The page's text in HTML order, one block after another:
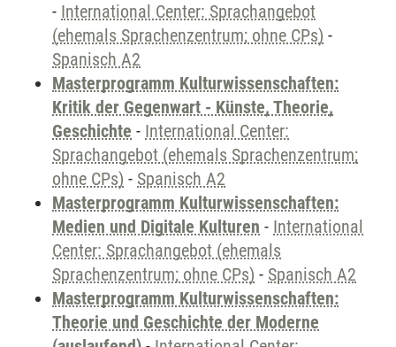
- International Center: Sprachangebot
(ehemals Sprachenzentrum; ohne CPs) -
Spanisch A2
Masterprogramm Kulturwissenschaften:
Kritik der Gegenwart - Künste, Theorie,
Geschichte - International Center:
Sprachangebot (ehemals Sprachenzentrum;
ohne CPs) - Spanisch A2
Masterprogramm Kulturwissenschaften:
Medien und Digitale Kulturen - International
Center: Sprachangebot (ehemals
Sprachenzentrum; ohne CPs) - Spanisch A2
Masterprogramm Kulturwissenschaften:
Theorie und Geschichte der Moderne